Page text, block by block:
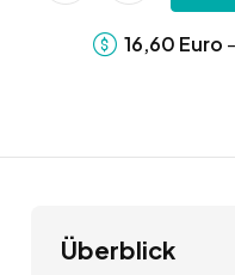
16,60 Euro -
Überblick